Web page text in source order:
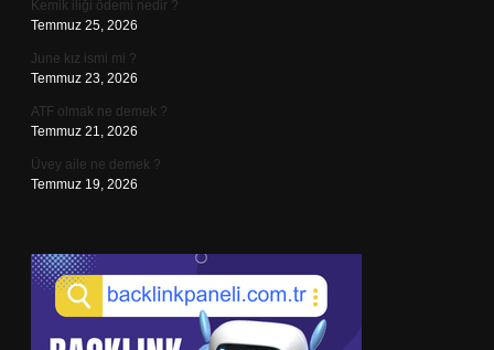
Kemik iliği ödemi nedir ?
Temmuz 25, 2026
June kız ismi mi ?
Temmuz 23, 2026
ATF olmak ne demek ?
Temmuz 21, 2026
Üvey aile ne demek ?
Temmuz 19, 2026